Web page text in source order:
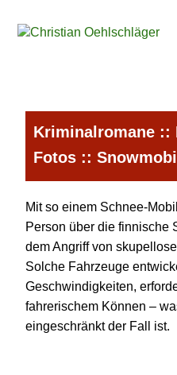
Kriminalromane ::
Fotos :: Snowmobil
Mit so einem Schnee-
Person über die finnische
dem Angriff von
Solche Fahrzeuge
Geschwindigkeiten,
fahrerischem Können –
eingeschränkt der Fall ist.